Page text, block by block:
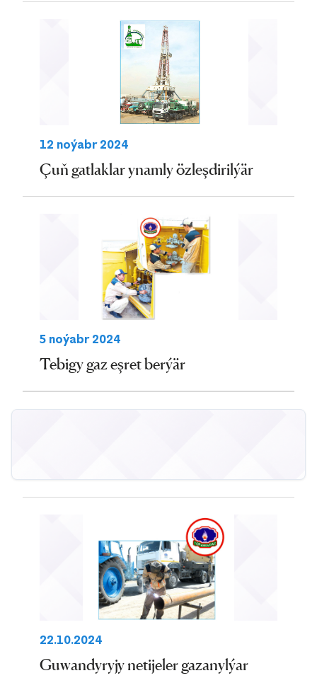
12 noýabr 2024
Çuň gatlaklar ynamly özleşdirilýär
5 noýabr 2024
Tebigy gaz eşret berýär
22.10.2024
Guwandyryjy netijeler gazanylýar